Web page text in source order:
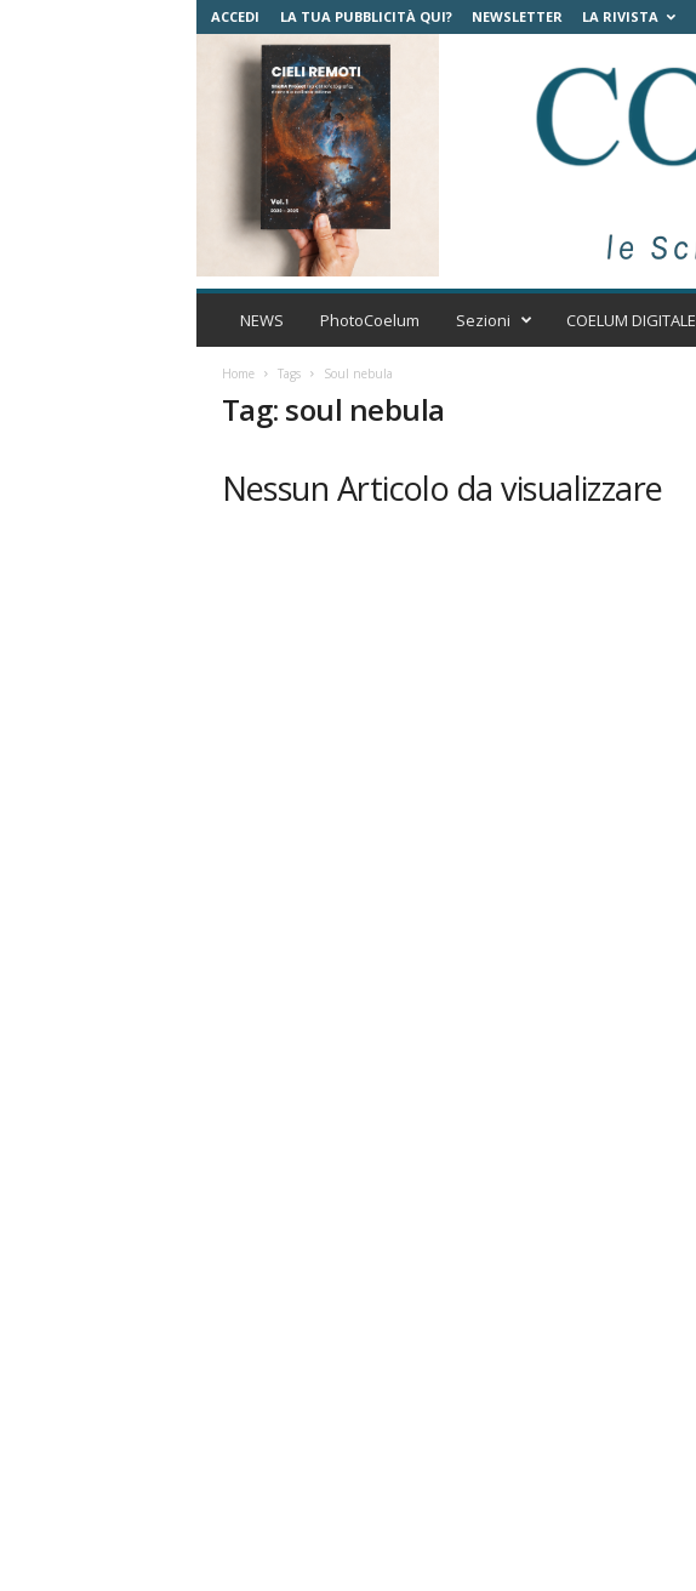
ACCEDI LA TUA PUBBLICITÀ QUI? NEWSLETTER LA RIVISTA
C
m
t
NEWS PhotoCoelum Sezioni COELUM DIGITALE
Home Tags Soul nebula
Tag: soul nebula
Nessun Articolo da visualizzare